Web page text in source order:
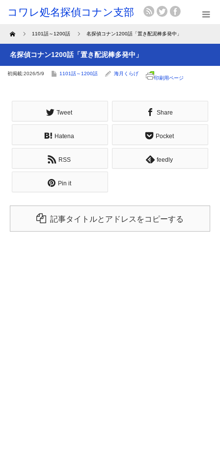
Home 1101話～1200話 名探偵コナン1200話「置き配泥棒多発中」
名探偵コナン1200話「置き配泥棒多発中」
初掲載:2026/5/9 1101話～1200話
海月くらげ
印刷用ページ
Tweet Share
Hatena Pocket
RSS feedly
Pin it
記事タイトルとアドレスをコピーする